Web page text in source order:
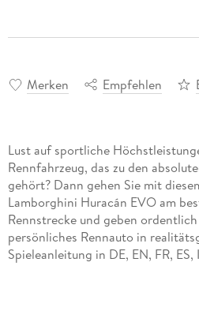
Merken Empfehlen
Lust auf sportliche
Rennfahrzeug, das zu den
gehört? Dann gehen Sie mit
Lamborghini Huracán EVO am
Rennstrecke und geben
persönliches Rennauto in
Spieleanleitung in DE, EN, FR, ES,